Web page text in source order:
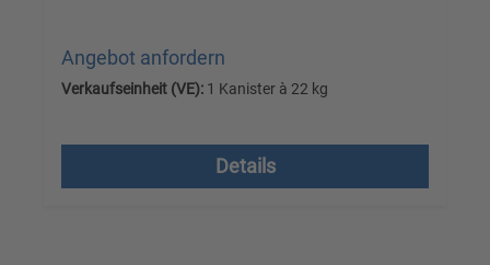
Angebot anfordern
Verkaufseinheit (VE): 1 Kanister à 22 kg
Details